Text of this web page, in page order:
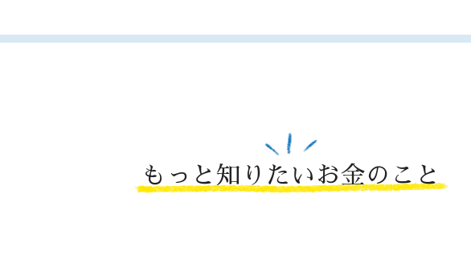
もっと知りたいお金のこと